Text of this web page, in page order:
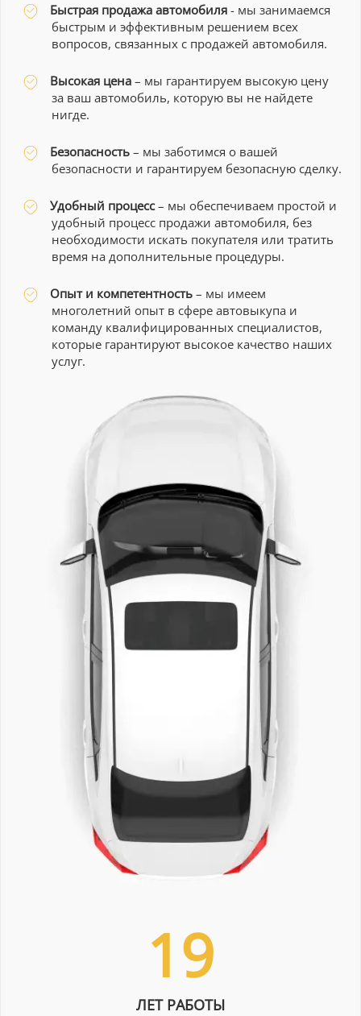
Быстрая продажа автомобиля- мы занимаемся
быстрым и эффективным решением всех
вопросов, связанных с продажей автомобиля.
Высокая цена– мы гарантируем высокую цену
за ваш автомобиль, которую вы не найдете
нигде.
Безопасность– мы заботимся о вашей
безопасности и гарантируем безопасную сделку.
Удобный процесс– мы обеспечиваем простой и
удобный процесс продажи автомобиля, без
необходимости искать покупателя или тратить
время на дополнительные процедуры.
Опыт и компетентность– мы имеем
многолетний опыт в сфере автовыкупа и
команду квалифицированных специалистов,
которые гарантируют высокое качество наших
услуг.
19
ЛЕТ РАБОТЫ